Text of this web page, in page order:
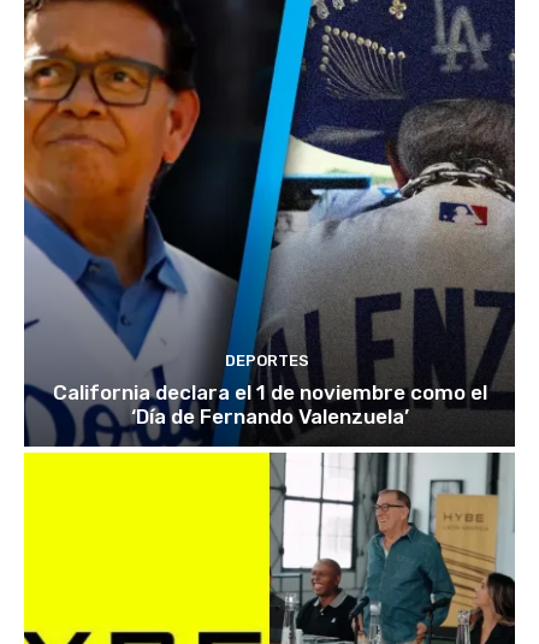
DEPORTES
California declara el 1 de noviembre como el
‘Día de Fernando Valenzuela’